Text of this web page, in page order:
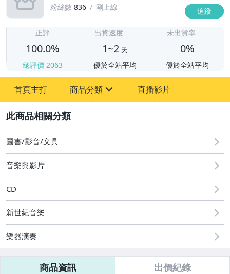
粉絲數 836 剛上線 追蹤
正評
100.0%
總評價 2063
出貨速度
1~2 天
優於全站平均
未出貨率
0%
優於全站平均
首頁主打 商品分類
圖書/影音/文具
成人專區
電玩遊戲與主機
運動、戶外與休閒
直播影片
圖書/影音/文具
音樂與影片
CD
新世紀音樂
樂器演奏
商品資訊 出價紀錄